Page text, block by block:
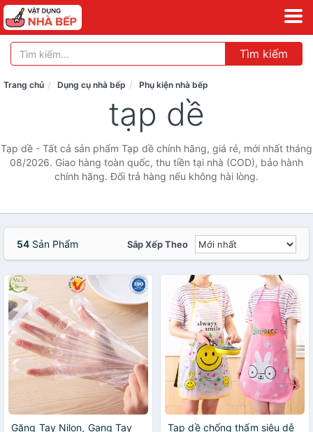
Tìm kiếm
Trang chủ Dụng cụ nhà bếp Phụ kiện nhà bếp
tạp dề
Tạp dề - Tất cả sản phẩm Tạp dề chính hãng, giá rẻ, mới nhất tháng
08/2026. Giao hàng toàn quốc, thu tiền tại nhà (COD), bảo hành
chính hãng. Đổi trả hàng nếu không hài lòng.
54 Sản Phẩm Sắp Xếp Theo
Găng Tay Nilon, Gang Tay
Tạp dề chống thấm siêu dễ